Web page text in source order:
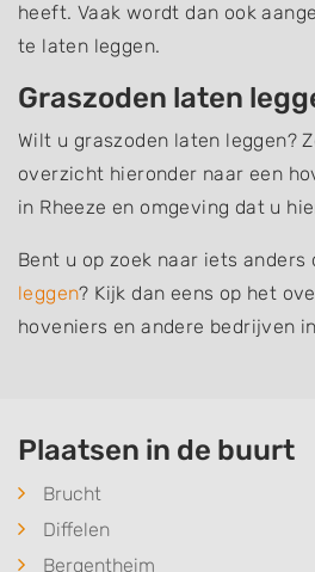
heeft. Vaak wordt dan ook
te laten leggen.
Graszoden laten
Wilt u graszoden laten leggen?
overzicht hieronder naar een
in Rheeze en omgeving dat u
Bent u op zoek naar iets anders
leggen? Kijk dan eens op het
hoveniers en andere bedrijven in
Plaatsen in de buurt
Brucht
Diffelen
Bergentheim